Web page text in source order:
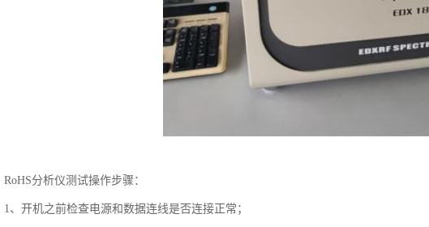
RoHS分析仪测试操作步骤：
1、开机之前检查电源和数据连线是否连接正常；